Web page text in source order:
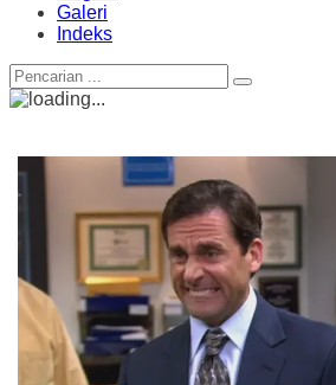
Galeri
Indeks